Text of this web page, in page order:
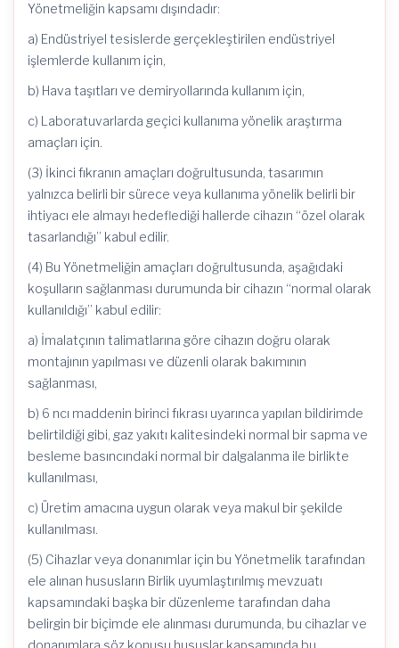
Yönetmeliğin kapsamı dışındadır:
a) Endüstriyel tesislerde gerçekleştirilen endüstriyel
işlemlerde kullanım için,
b) Hava taşıtları ve demiryollarında kullanım için,
c) Laboratuvarlarda geçici kullanıma yönelik araştırma
amaçları için.
(3) İkinci fıkranın amaçları doğrultusunda, tasarımın
yalnızca belirli bir sürece veya kullanıma yönelik belirli bir
ihtiyacı ele almayı hedeflediği hallerde cihazın “özel olarak
tasarlandığı” kabul edilir.
(4) Bu Yönetmeliğin amaçları doğrultusunda, aşağıdaki
koşulların sağlanması durumunda bir cihazın “normal olarak
kullanıldığı” kabul edilir:
a) İmalatçının talimatlarına göre cihazın doğru olarak
montajının yapılması ve düzenli olarak bakımının
sağlanması,
b) 6 ncı maddenin birinci fıkrası uyarınca yapılan bildirimde
belirtildiği gibi, gaz yakıtı kalitesindeki normal bir sapma ve
besleme basıncındaki normal bir dalgalanma ile birlikte
kullanılması,
c) Üretim amacına uygun olarak veya makul bir şekilde
kullanılması.
(5) Cihazlar veya donanımlar için bu Yönetmelik tarafından
ele alınan hususların Birlik uyumlaştırılmış mevzuatı
kapsamındaki başka bir düzenleme tarafından daha
belirgin bir biçimde ele alınması durumunda, bu cihazlar ve
donanımlara söz konusu hususlar kapsamında bu